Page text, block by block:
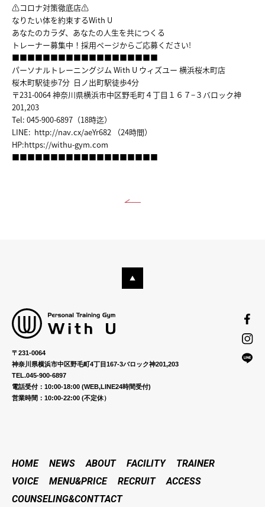
VOICE
MENU&PRICE
RECRUIT
ACCESS
COUNSELING&CONTTACT
⚠コロナ対策徹底店⚠
なりたい体を約束するWith U
あなたのカラダ、あなたの人生を共につくる
トレーナー募集中！採用ページからご応募ください!
■■■■■■■■■■■■■■■■■■■
パーソナルトレーニングジム With U ウィズユー 横浜桜木町店
桜木町駅徒歩7分 日ノ出町駅徒歩4分
〒231-0064 神奈川県横浜市中区野毛町４丁目１６７−３バロック神
201,203
Tel: 045-900-6897（18時迄）
LINE: http://nav.cx/aeYr682 （24時間）
HP:https://withu-gym.com
■■■■■■■■■■■■■■■■■■■
〒231-0064
神奈川県横浜市中区野毛町4丁目167-3バロック神201,203
TEL.045-900-6897
電話受付：10:00-18:00 (WEB,LINE24時間受付)
営業時間：10:00-22:00 (不定休）
HOME NEWS ABOUT FACILITY
TRAINER
VOICE
MENU&PRICE RECRUIT
ACCESS
COUNSELING&CONTTACT